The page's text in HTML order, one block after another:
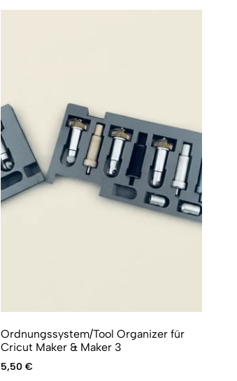
Ordnungssystem/Tool Organizer für
Cricut Maker & Maker 3
5,50 €